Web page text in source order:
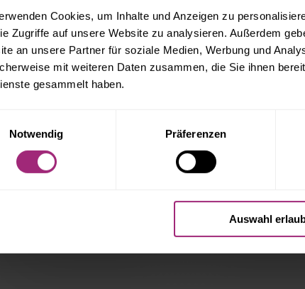
Cookies, um Inhalte und Anzeigen zu
Zugriffe auf unsere Website zu analysieren. Außerdem
an unsere Partner für soziale Medien, Werbung und
mit weiteren Daten zusammen, die Sie ihnen
gesammelt haben.
Notwendig
Präferenzen
Auswahl
GÄRTNERN IN DER
WOHNUNG:
STÄRKT